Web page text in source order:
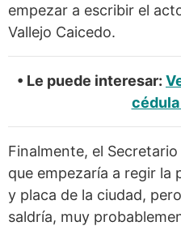
empezar a escribir el
Vallejo Caicedo.
• Le puede interesar:
Finalmente, el
que empezaría a regir la
y placa de la ciudad,
saldría, muy